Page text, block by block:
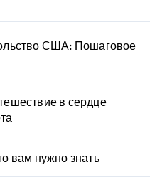
США: Пошаговое
в сердце
вам нужно знать